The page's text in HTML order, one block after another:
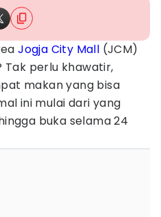
Jogja City Mall (JCM)
Tak perlu khawatir,
makan yang bisa
ini mulai dari yang
buka selama 24